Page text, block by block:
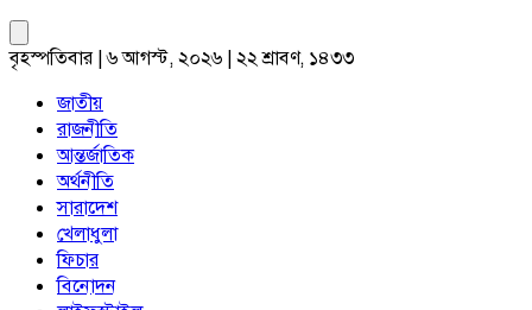
বৃহস্পতিবার | ৬ আগস্ট, ২০২৬ | ২২ শ্রাবণ, ১৪৩৩
জাতীয়
রাজনীতি
আন্তর্জাতিক
অর্থনীতি
সারাদেশ
খেলাধুলা
ফিচার
বিনোদন